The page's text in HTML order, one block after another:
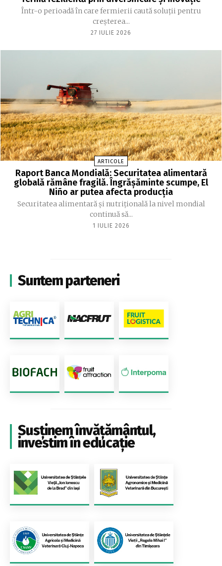
Într-o perioadă în care fermierii caută soluții pentru
creșterea...
27 IULIE 2026
ARTICOLE
Raport Banca Mondială: Securitatea alimentară
globală rămâne fragilă. Îngrășăminte scumpe, El
Niño ar putea afecta producția
Securitatea alimentară și nutrițională la nivel mondial
continuă să...
1 IULIE 2026
Suntem parteneri
Susținem învățământul,
investim în educație